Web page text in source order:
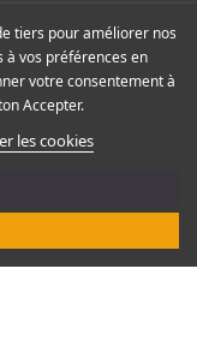
tiers pour améliorer nos
à vos préférences en
votre consentement à
Accepter.
les cookies